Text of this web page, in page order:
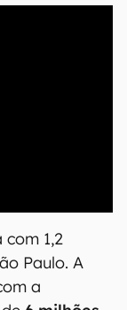
1,2
Paulo. A
a